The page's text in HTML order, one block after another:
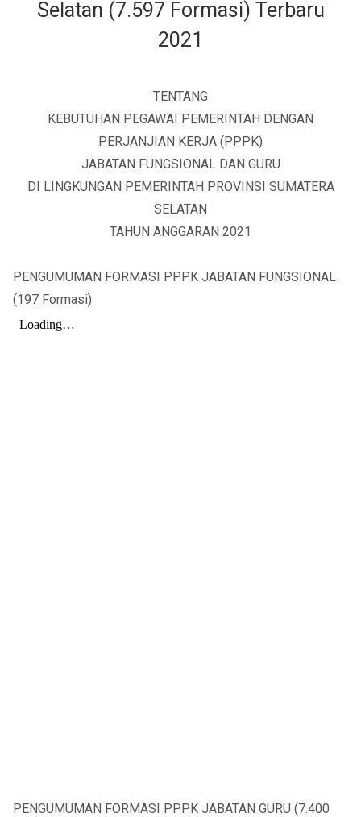
Selatan (7.597 Formasi) Terbaru
2021
TENTANG
KEBUTUHAN PEGAWAI PEMERINTAH DENGAN
PERJANJIAN KERJA (PPPK)
JABATAN FUNGSIONAL DAN GURU
DI LINGKUNGAN PEMERINTAH PROVINSI SUMATERA
SELATAN
TAHUN ANGGARAN 2021
PENGUMUMAN FORMASI PPPK JABATAN FUNGSIONAL
(197 Formasi)
PENGUMUMAN FORMASI PPPK JABATAN GURU (7.400